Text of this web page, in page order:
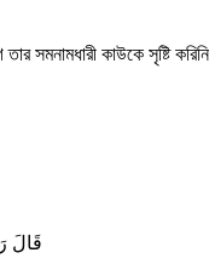
সমনামধারী কাউকে সৃষ্টি
قَالَ